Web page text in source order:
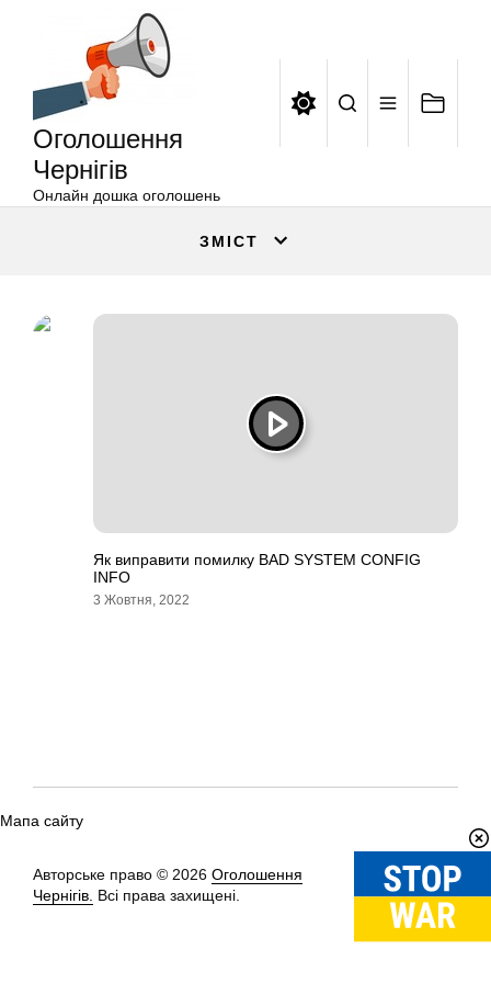
Оголошення
Чернігів
Онлайн дошка оголошень
ЗМІСТ
Як виправити помилку BAD SYSTEM CONFIG
INFO
3 Жовтня, 2022
Мапа сайту
Авторське право © 2026 Оголошення
Чернігів. Всі права захищені.
Вгору↑